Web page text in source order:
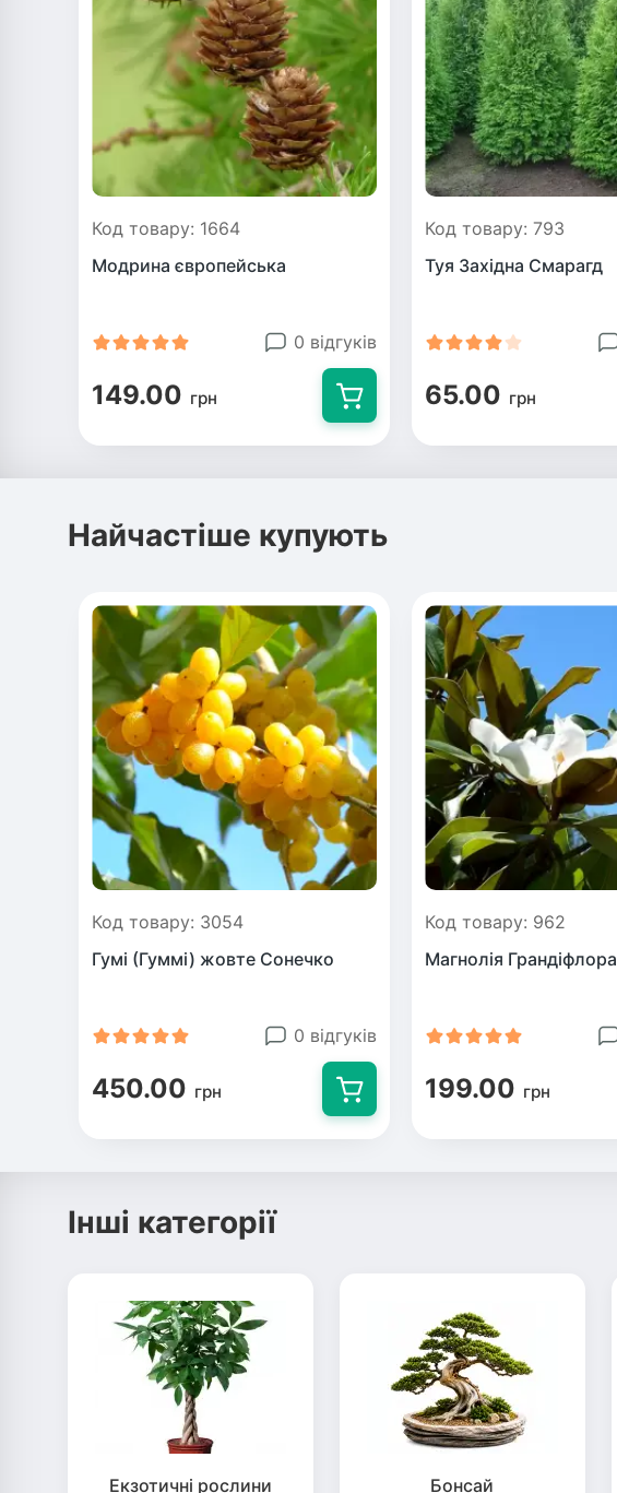
Код товару: 1664
Модрина європейська
0 відгуків
149.00 грн
Код товару: 793
Туя Західна Смарагд
65.00 грн
Найчастіше купують
Код товару: 3054
Гумі (Гуммі) жовте Сонечко
0 відгуків
450.00 грн
Код товару: 962
Магнолія Грандіфлора
199.00 грн
Інші категорії
Екзотичні рослини Бонсай